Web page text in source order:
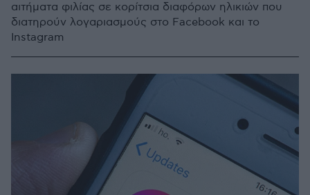
αιτήματα φιλίας σε κορίτσια διαφόρων ηλικιών που
διατηρούν λογαριασμούς στο Facebook και το
Instagram